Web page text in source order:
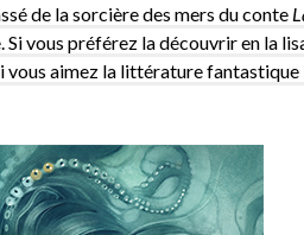
de la sorcière des mers du conte
Si vous préférez la découvrir en la
vous aimez la littérature fantastique